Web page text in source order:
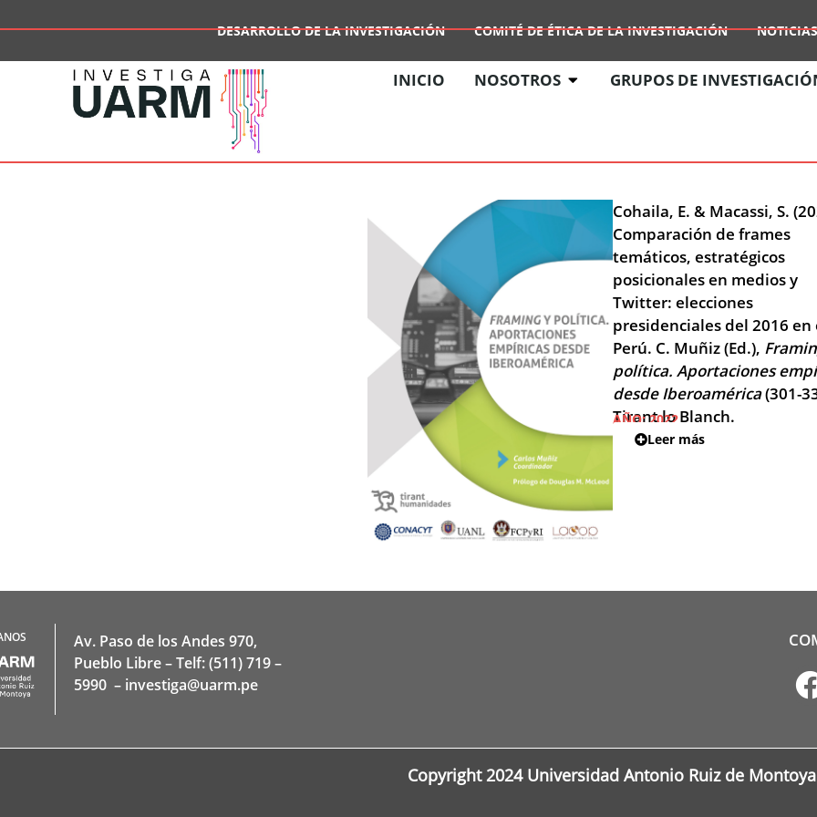
DESARROLLO DE LA INVESTIGACIÓN COMITÉ DE ÉTICA DE LA INVESTIGACIÓN
INICIO NOSOTROS GRUPOS DE
Cohaila, E. & Macassi, S.
Comparación de frames
temáticos, estratégicos
posicionales en medios y
Twitter: elecciones
presidenciales del 2016 en
Perú. C. Muñiz (Ed.),
política. Aportaciones
desde Iberoamérica(301-
Tirant lo Blanch.
AÑO: 2022
Leer más
Av. Paso de los Andes 970,
Pueblo Libre – Telf: (511) 719 –
5990 – investiga@uarm.pe
Copyright 2024 Universidad Antonio Ruiz de Montoya